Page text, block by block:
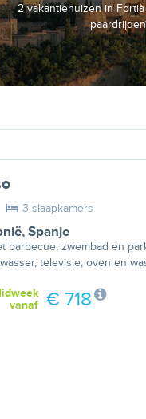
2 vakantiehuizen in
3 slaapkamers
, Spanje
barbecue, zwembad en
televisie, oven en
vanaf
€ 718